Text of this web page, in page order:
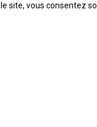
site, vous consentez